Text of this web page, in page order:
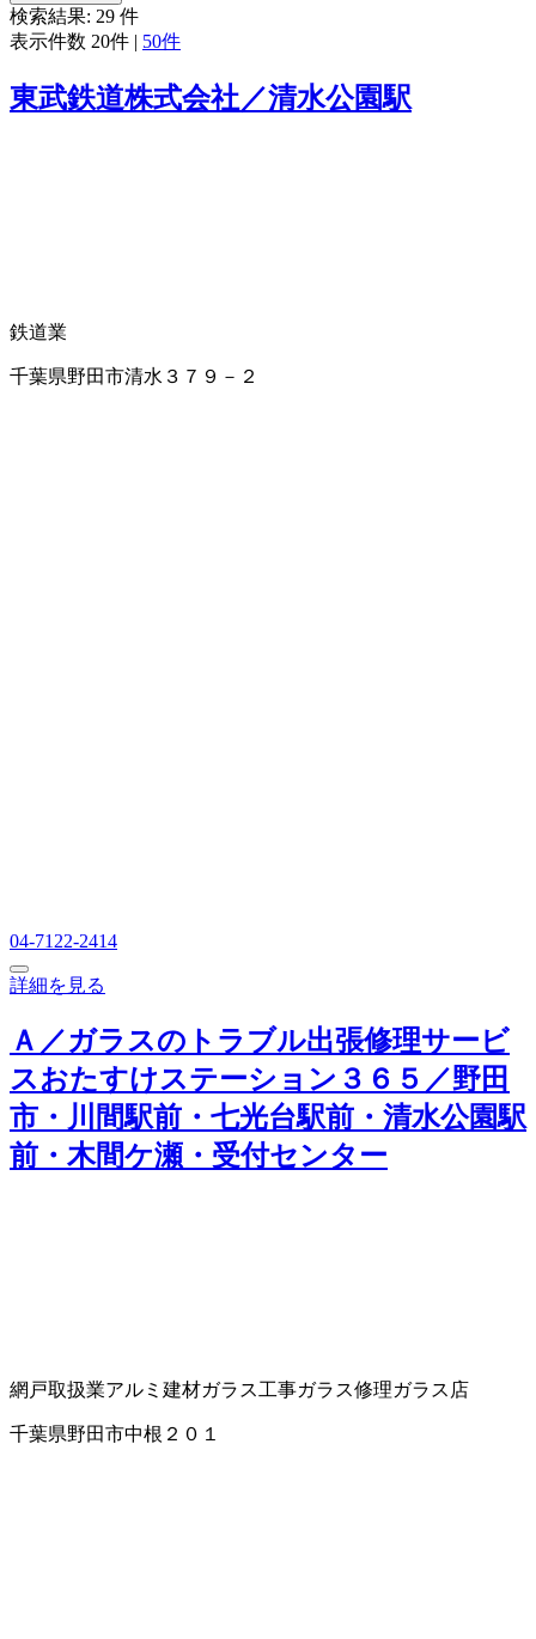
検索結果: 29 件
表示件数 20件 | 50件
東武鉄道株式会社／清水公園駅
鉄道業
千葉県野田市清水３７９－２
04-7122-2414
詳細を見る
Ａ／ガラスのトラブル出張修理サービ
スおたすけステーション３６５／野田
市・川間駅前・七光台駅前・清水公園駅
前・木間ケ瀬・受付センター
網戸取扱業アルミ建材ガラス工事ガラス修理ガラス店
千葉県野田市中根２０１